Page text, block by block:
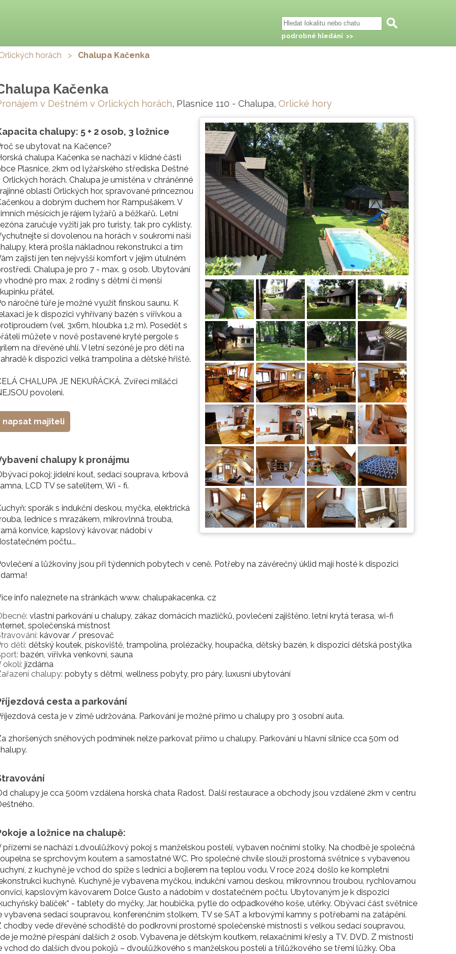
horách > Chalupa Kačenka
Kačenka
v Deštném v Orlických horách, Plasnice 110 - Chalupa, Orlické hory
chalupy: 5 + 2 osob, 3 ložnice
se ubytovat na Kačence?
chalupa Kačenka se nachází v klidné části
Plasnice, 2km od lyžařského střediska Deštné
Orlických horách. Chalupa je umístěna v chráněnné
oblasti Orlických hor, spravované princeznou
a dobrým duchem hor Rampušákem. V
měsících je rájem lyžařů a běžkařů. Letní
zaručuje vyžití jak pro turisty, tak pro cyklisty.
si dovolenou na horách v soukromí naší
která prošla nákladnou rekonstrukcí a tím
zajistí jen ten nejvyšší komfort v jejím útulném
Chalupa je pro 7 - max. 9 osob. Ubytování
vhodné pro max. 2 rodiny s dětmi či menší
přátel.
náročné túře je možné využít finskou saunu. K
je k dispozici vyhřívaný bazén s vířivkou a
(vel. 3x6m, hloubka 1,2 m). Posedět s
můžete v nově postavené kryté pergole s
na dřevěné uhlí. V letní sezóně je pro děti na
k dispozici velká trampolína a dětské hřiště.
CHALUPA JE NEKUŘÁCKÁ. Zvířecí miláčci
povoleni.
napsat majiteli
chalupy k pronájmu
pokoj: jídelní kout, sedací souprava, krbová
LCD TV se satelitem, Wi - fi.
sporák s indukční deskou, myčka, elektrická
lednice s mrazákem, mikrovlnná trouba,
konvice, kapslový kávovar, nádobí v
počtu...
a lůžkoviny jsou při týdenních pobytech v ceně. Potřeby na závěrečný úklid mají hosté k dispozici
info naleznete na stránkách www. chalupakacenka. cz
vlastní parkování u chalupy, zákaz domácích mazlíčků, povlečení zajištěno, letní krytá terasa, wi-fi
společenská místnost
kávovar / presovač
děti: dětský koutek, pískoviště, trampolína, prolézačky, houpačka, dětský bazén, k dispozici dětská postýlka
bazén, vířivka venkovní, sauna
okolí: jízdárna
chalupy: pobyty s dětmi, wellness pobyty, pro páry, luxusní ubytování
cesta a parkování
cesta je v zimě udržována. Parkování je možné přímo u chalupy pro 3 osobní auta.
zhoršených sněhových podmínek nelze parkovat přímo u chalupy. Parkování u hlavní silnice cca 50m od
chalupy je cca 500m vzdálena horská chata Radost. Další restaurace a obchody jsou vzdálené 2km v centru
a ložnice na chalupě:
přízemí se nachází 1.dvoulůžkový pokoj s manželskou postelí, vybaven nočními stolky. Na chodbě je společná
se sprchovým koutem a samostatné WC. Pro společné chvíle slouží prostorná světnice s vybavenou
z kuchyně je vchod do spíže s lednicí a bojlerem na teplou vodu. V roce 2024 došlo ke kompletní
kuchyně. Kuchyně je vybavena myčkou, indukční varnou deskou, mikrovnnou troubou, rychlovarnou
kapslovým kávovarem Dolce Gusto a nádobím v dostatečném počtu. Ubytovaným je k dispozici
balíček“ - tablety do myčky, Jar, houbička, pytle do odpadkového koše, utěrky. Obývací část světnice
vybavena sedací soupravou, konferenčním stolkem, TV se SAT a krbovými kamny s potřebami na zatápění.
chodby vede dřevěné schodiště do podkrovní prostorné společenské místnosti s velkou sedací soupravou,
je možné přespání dalších 2 osob. Vybavena je dětským koutkem, relaxačními křesly a TV, DVD. Z místnosti
vchod do dalších dvou pokojů – dvoulůžkového s manželskou postelí a třílůžkového se třemi lůžky. Oba
podrobné hledání >>